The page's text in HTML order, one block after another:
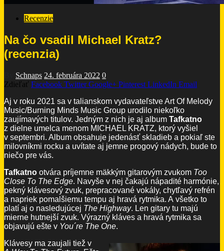
Recenzie
Na čo vsadil Michael Kratz?
(recenzia)
Schnaps 24. februára 2022 0
Zdieľať Facebook Twitter Google+ Pinterest LinkedIn Email
Aj v roku 2021 sa v talianskom vydavateľstve Art Of Melody
Music/Burning Minds Music Group urodilo niekoľko
zaujímavých titulov. Jedným z nich je aj album Tafkatno
z dielne umelca menom MICHAEL KRATZ, ktorý vyšiel
v septembri. Album obsahuje jedenásť skladieb a pokiaľ ste
milovníkmi rocku a uvítate aj jemne progový nádych, bude to
niečo pre vás.
Tafkatno otvára príjemne mäkkým gitarovým zvukom Too
Close To The Edge. Navyše v nej čakajú nápadité harmónie,
pekný klávesový zvuk, prepracované vokály, chytľavý refrén
a napriek pomalšiemu tempu aj hravá rytmika. A všetko to
platí aj o nasledujúcej The Highway. Len gitary tu majú
mierne hutnejší zvuk. Výrazný kláves a hravá rytmika sa
objavujú ešte v You´re The One.
Klávesy ma zaujali tiež v